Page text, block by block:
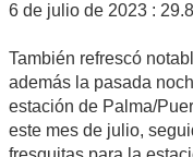
6 de julio de 2023 :
También refrescó
además la pasada
estación de Palma/
este mes de julio,